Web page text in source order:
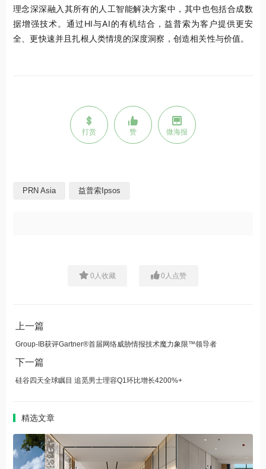
理念深深融入其所有的人工智能解决方案中，其中也包括合成数
据增强技术。通过HI与AI的有机结合，益普索为客户提供更安
全、更快速并且扎根人类情境的深度洞察，创造相关性与价值。
打赏 赞 微海报
PRN Asia 益普索Ipsos
0 人收藏 0 人点赞
上一篇
Group-IB获评Gartner®首届网络威胁情报技术魔力象限™领导者
下一篇
硅谷四天全球瞩目 追觅男士理容Q1环比增长4200%+
精选文章